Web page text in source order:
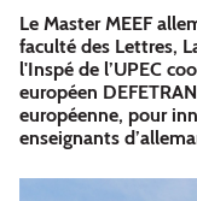
Le Master MEEF
faculté des Lettres,
l'Inspé de l’UPEC
européen
européenne, pour
enseignants